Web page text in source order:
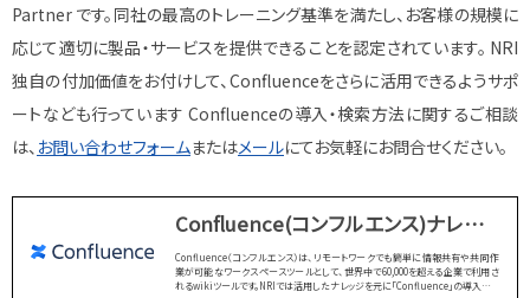
Partner です。同社の最高のトレーニング基準を満たし、お客様の規模に
応じて適切に製品・サービスを提供できることを認定されています。 NRI
独自の付加価値をお付けして、Confluenceをさらに活用できるようサポ
ートなども行っています Confluenceの導入・検索方法に関するご相談
は、 お問い合わせフォームまたはメールにてお気軽にお問合せください。
Confluence(コンフルエンス)ナレッジ
共有&共同作業ワークスペース｜
aslead 野村総合研究所（NRI）
Confluence（コンフルエンス）は、リモートワークでも簡単に情報共有や共同作
業が可能なワークスペースツールとして、世界中で60,000を超える企業で利用さ
れるwikiツールです。NRIでは活用したナレッジを元に「Confluence」の導入から